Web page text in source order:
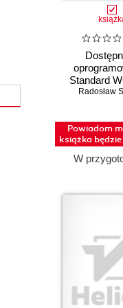
Standard
Radosław
Powiadom
książka
W